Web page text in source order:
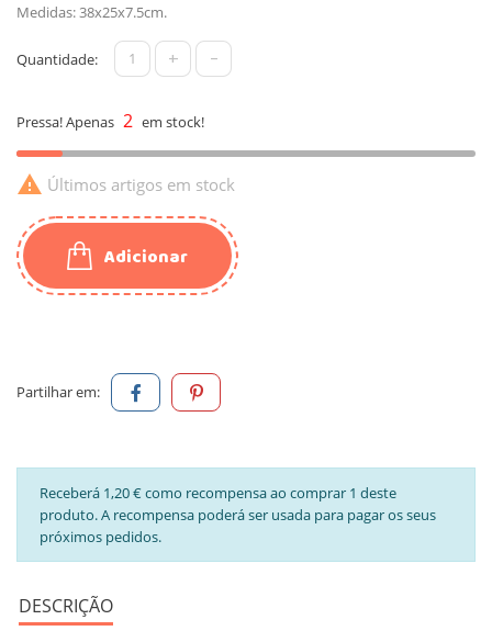
Medidas: 38x25x7.5cm.
Quantidade: + -
Pressa! Apenas 2 em stock!
 Últimos artigos em stock
Adicionar
Partilhar em:
Receberá 1,20 € como recompensa ao comprar 1 deste
produto. A recompensa poderá ser usada para pagar os seus
próximos pedidos.
DESCRIÇÃO